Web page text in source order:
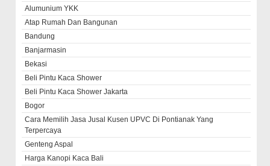
Alumunium YKK
Atap Rumah Dan Bangunan
Bandung
Banjarmasin
Bekasi
Beli Pintu Kaca Shower
Beli Pintu Kaca Shower Jakarta
Bogor
Cara Memilih Jasa Jusal Kusen UPVC Di Pontianak Yang
Terpercaya
Genteng Aspal
Harga Kanopi Kaca Bali